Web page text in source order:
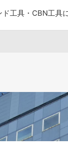
工具・ CBN工具